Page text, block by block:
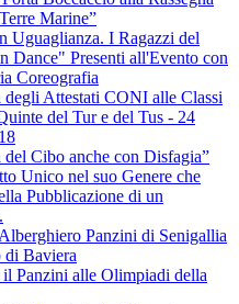
Marine”
Uguaglianza. I Ragazzi del
Dance" Presenti all'Evento con
Coreografia
degli Attestati CONI alle Classi
del Tur e del Tus - 24
Cibo anche con Disfagia”
Unico nel suo Genere che
Pubblicazione di un
Panzini di Senigallia
di Baviera
il Panzini alle Olimpiadi della